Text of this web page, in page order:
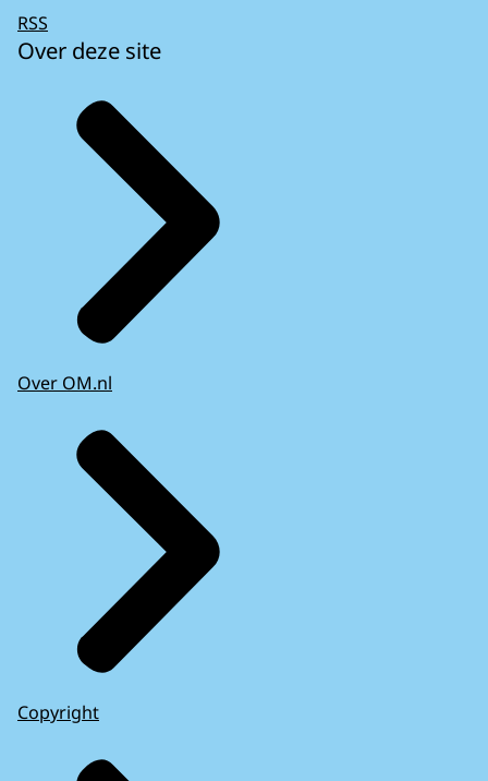
RSS
Over deze site
Over OM.nl
Copyright